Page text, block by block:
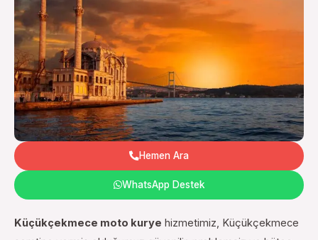
Küçükçekmece moto kurye hizmetimiz, Küçükçekmece
Hemen Ara
WhatsApp Destek